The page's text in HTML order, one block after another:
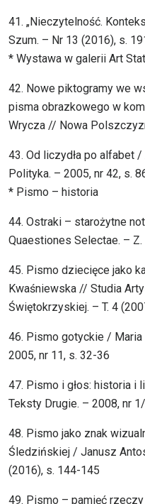
41. „Nieczytelność.
Szum. – Nr 13 (2016), s.
* Wystawa w galerii Art
42. Nowe piktogramy we
pisma obrazkowego w
Wrycza // Nowa
43. Od liczydła po alfabet
Polityka. – 2005, nr 42, s.
* Pismo – historia
44. Ostraki – starożytne
Quaestiones Selectae. –
45. Pismo dziecięce jako
Kwaśniewska // Studia
Świętokrzyskiej. – T. 4
46. Pismo gotyckie /
2005, nr 11, s. 32-36
47. Pismo i głos: historia i
Teksty Drugie. – 2008, nr
48. Pismo jako znak
Śledzińskiej / Janusz
(2016), s. 144-145
49. Pismo – pamięć